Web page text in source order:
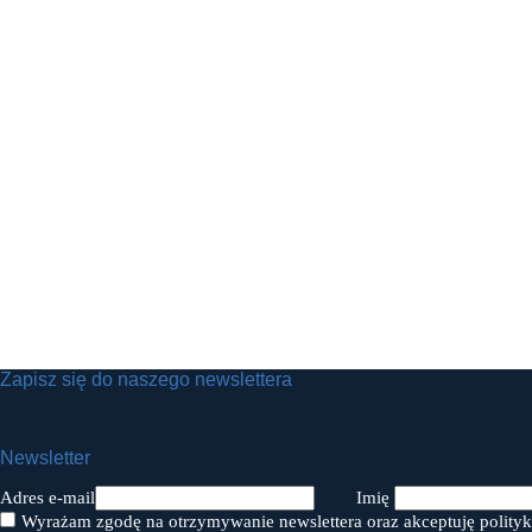
Zapisz się do naszego newslettera
Newsletter
Adres e-mail
Imię
Wyrażam zgodę na otrzymywanie newslettera oraz akceptuję